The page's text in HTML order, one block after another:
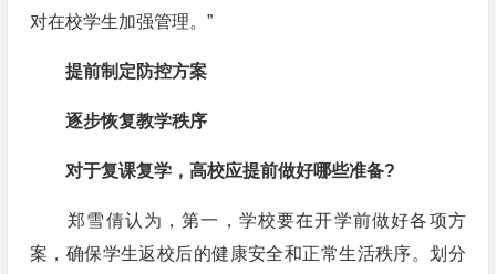
对在校学生加强管理。”
提前制定防控方案
逐步恢复教学秩序
对于复课复学，高校应提前做好哪些准备?
郑雪倩认为，第一，学校要在开学前做好各项方
案，确保学生返校后的健康安全和正常生活秩序。划分